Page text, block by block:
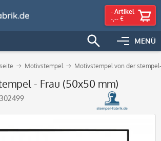
MENÜ
- Artikel
-,-- €
Motivstempel Motivstempel von der
- Frau (50x50 mm)